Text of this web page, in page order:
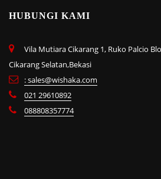
HUBUNGI KAMI
Vila Mutiara Cikarang 1, Ruko Palcio
Cikarang Selatan,Bekasi
: sales@wishaka.com
021 29610892
088808357774